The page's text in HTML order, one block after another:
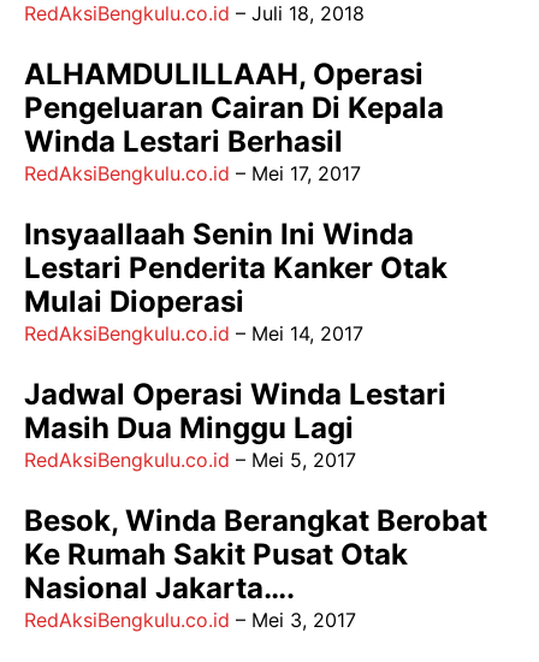
RedAksiBengkulu.co.id – Juli 18, 2018
ALHAMDULILLAAH, Operasi
Pengeluaran Cairan Di Kepala
Winda Lestari Berhasil
RedAksiBengkulu.co.id – Mei 17, 2017
Insyaallaah Senin Ini Winda
Lestari Penderita Kanker Otak
Mulai Dioperasi
RedAksiBengkulu.co.id – Mei 14, 2017
Jadwal Operasi Winda Lestari
Masih Dua Minggu Lagi
RedAksiBengkulu.co.id – Mei 5, 2017
Besok, Winda Berangkat Berobat
Ke Rumah Sakit Pusat Otak
Nasional Jakarta….
RedAksiBengkulu.co.id – Mei 3, 2017